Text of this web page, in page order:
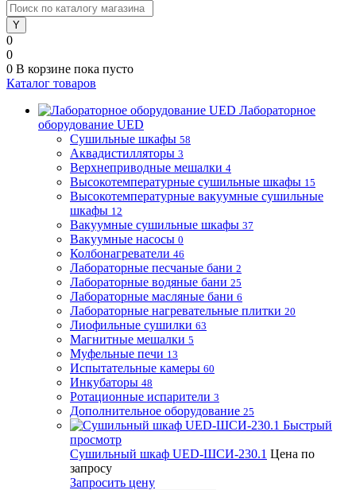
0
0
0 В корзине пока пусто
Каталог товаров
Лабораторное
оборудование UED
Сушильные шкафы 58
Аквадистилляторы 3
Верхнеприводные мешалки 4
Высокотемпературные сушильные шкафы 15
Высокотемпературные вакуумные сушильные
шкафы 12
Вакуумные сушильные шкафы 37
Вакуумные насосы 0
Колбонагреватели 46
Лабораторные песчаные бани 2
Лабораторные водяные бани 25
Лабораторные масляные бани 6
Лабораторные нагревательные плитки 20
Лиофильные сушилки 63
Магнитные мешалки 5
Муфельные печи 13
Испытательные камеры 60
Инкубаторы 48
Ротационные испарители 3
Дополнительное оборудование 25
Быстрый
просмотр
Сушильный шкаф UED-ШСИ-230.1 Цена по
запросу
Запросить цену